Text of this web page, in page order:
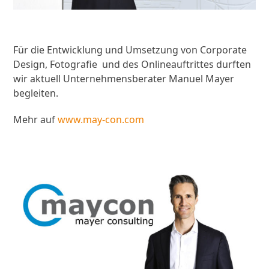
Für die Entwicklung und Umsetzung von Corporate
Design, Fotografie und des Onlineauftrittes durften
wir aktuell Unternehmensberater Manuel Mayer
begleiten.
Mehr aufwww.may-con.com